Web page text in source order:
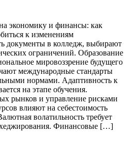
экономику и финансы: как
к изменениям
документы в колледж, выбирают
ограничений. Образование
мировоззрение будущего
международные стандарты
нормами. Адаптивность к
на этапе обучения.
рынков и управление рисками
влияют на себестоимость
волатильность требует
Финансовые […]